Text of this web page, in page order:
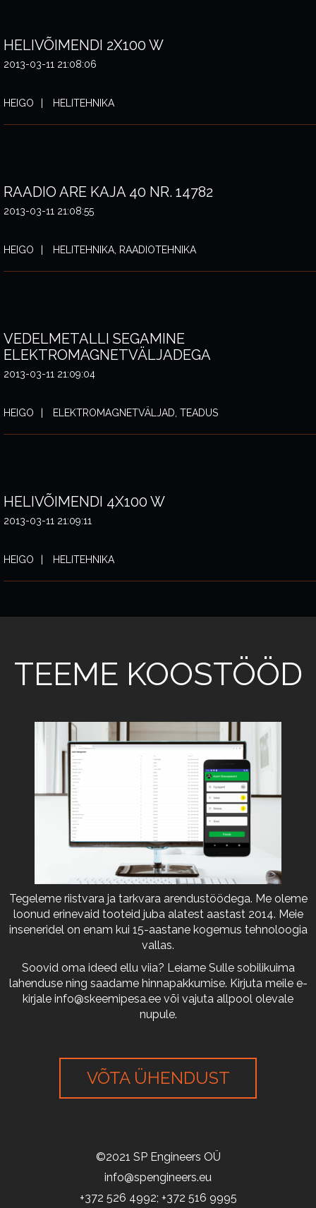
HELIVÕIMENDI 2X100 W
2013-03-11 21:08:06
HEIGO HELITEHNIKA
RAADIO ARE KAJA 40 NR. 14782
2013-03-11 21:08:55
HEIGO HELITEHNIKA, RAADIOTEHNIKA
VEDELMETALLI SEGAMINE
ELEKTROMAGNETVÄLJADEGA
2013-03-11 21:09:04
HEIGO ELEKTROMAGNETVÄLJAD, TEADUS
HELIVÕIMENDI 4X100 W
2013-03-11 21:09:11
HEIGO HELITEHNIKA
TEEME KOOSTÖÖD
Tegeleme riistvara ja tarkvara arendustöödega. Me oleme
loonud erinevaid tooteid juba alatest aastast 2014. Meie
inseneridel on enam kui 15-aastane kogemus tehnoloogia
vallas.
Soovid oma ideed ellu viia? Leiame Sulle sobilikuima
lahenduse ning saadame hinnapakkumise. Kirjuta meile e-
kirjale info@skeemipesa.ee või vajuta allpool olevale
nupule.
VÕTA ÜHENDUST
©2021 SP Engineers OÜ
info@spengineers.eu
+372 526 4992; +372 516 9995